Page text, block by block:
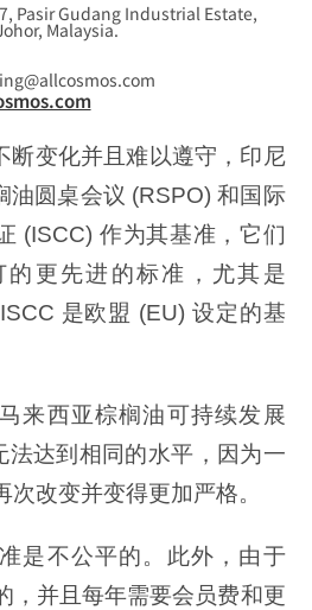
Pasir Gudang Industrial Estate,
Malaysia.
断变化并且难以遵守，印尼
油圆桌会议 (RSPO) 和国际
(ISCC) 作为其基准，它们
更先进的标准，尤其是
是欧盟 (EU) 设定的基
来西亚棕榈油可持续发展
法达到相同的水平，因为一
改变并变得更加严格。
是不公平的。此外，由于
，并且每年需要会员费和更